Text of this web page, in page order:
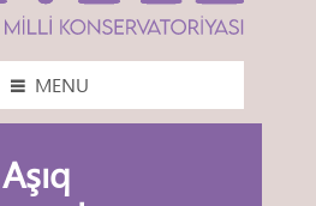
MENU